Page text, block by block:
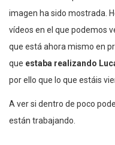
imagen ha sido mostrada.
vídeos en el que podemos
que está ahora mismo en
que estaba realizando
por ello que lo que estáis
A ver si dentro de poco
están trabajando.